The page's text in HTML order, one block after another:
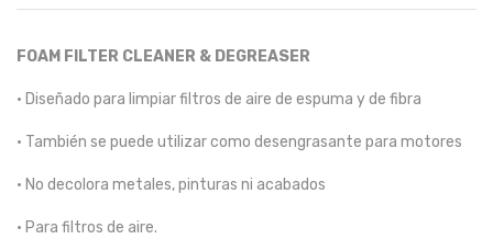
FOAM FILTER CLEANER & DEGREASER
• Diseñado para limpiar filtros de aire de espuma y de fibra
• También se puede utilizar como desengrasante para motores
• No decolora metales, pinturas ni acabados
• Para filtros de aire.